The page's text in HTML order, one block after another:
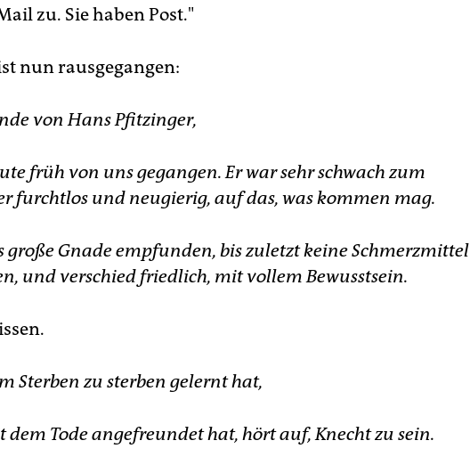
zu. Sie haben Post."
nun rausgegangen:
von Hans Pfitzinger,
früh von uns gegangen. Er war sehr schwach zum
furchtlos und neugierig, auf das, was kommen mag.
große Gnade empfunden, bis zuletzt keine Schmerzmittel
und verschied friedlich, mit vollem Bewusstsein.
Sterben zu sterben gelernt hat,
dem Tode angefreundet hat, hört auf, Knecht zu sein.